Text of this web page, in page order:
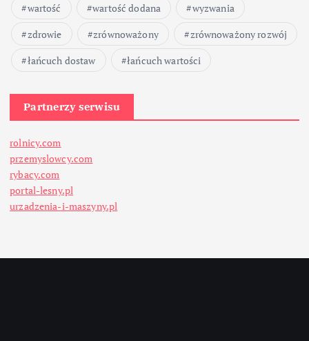
wartość
wartość dodana
wyzwania
zdrowie
zrównoważony
zrównoważony rozwój
łańcuch dostaw
łańcuch wartości
Partnerzy serwisu
rolnicy.com
przemyslowcy.com
rybacy.com
portal-lesny.pl
urzadzenia-i-maszyny.pl